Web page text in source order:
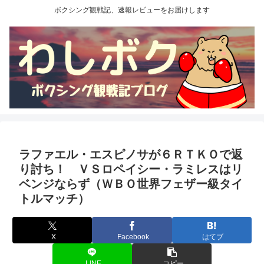
ボクシング観戦記、速報レビューをお届けします
ラファエル・エスピノサが６ＲＴＫＯで返
り討ち！ ＶＳロペイシー・ラミレスはリ
ベンジならず（ＷＢＯ世界フェザー級タイ
トルマッチ）
X Facebook はてブ